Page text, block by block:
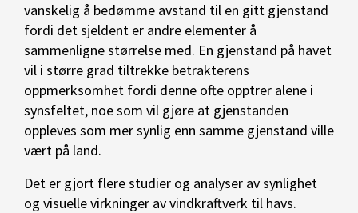
vanskelig å bedømme avstand til en gitt gjenstand
fordi det sjeldent er andre elementer å
sammenligne størrelse med. En gjenstand på havet
vil i større grad tiltrekke betrakterens
oppmerksomhet fordi denne ofte opptrer alene i
synsfeltet, noe som vil gjøre at gjenstanden
oppleves som mer synlig enn samme gjenstand ville
vært på land.
Det er gjort flere studier og analyser av synlighet
og visuelle virkninger av vindkraftverk til havs.